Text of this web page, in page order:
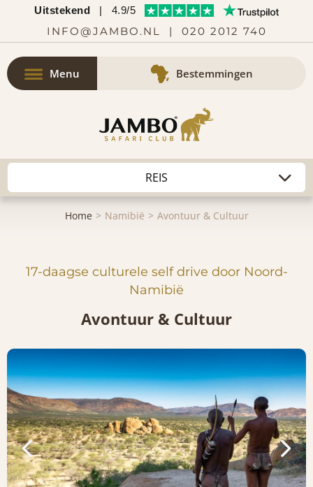
Uitstekend | 4.9/5
INFO@JAMBO.NL | 020 2012 740
Menu Bestemmingen
Home Namibië Avontuur & Cultuur
17-daagse culturele self drive door Noord-
Namibië
Avontuur & Cultuur